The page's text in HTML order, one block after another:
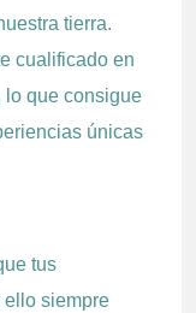
tierra.
cualificado en
lo que consigue
únicas
tus
siempre